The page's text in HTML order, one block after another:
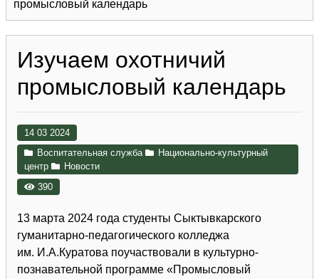
промысловый календарь
Изучаем охотничий
промысловый календарь
14 03 2024
Воспитательная служба
Национально-культурный
центр
Новости
390
13 марта 2024 года студенты Сыктывкарского
гуманитарно-педагогического колледжа
им. И.А.Куратова поучаствовали в культурно-
познавательной программе «Промысловый